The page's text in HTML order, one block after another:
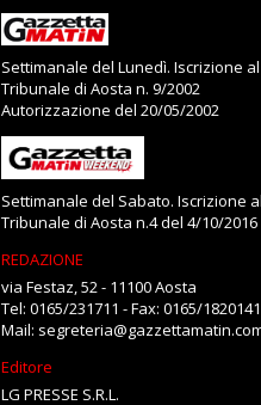
Settimanale del Lunedì. Iscrizione al
Tribunale di Aosta n. 9/2002
Autorizzazione del 20/05/2002
Settimanale del Sabato. Iscrizione al
Tribunale di Aosta n.4 del 4/10/2016
REDAZIONE
via Festaz, 52 - 11100 Aosta
Tel: 0165/231711 - Fax: 0165/1820141
Mail:
Editore
LG PRESSE S.R.L.